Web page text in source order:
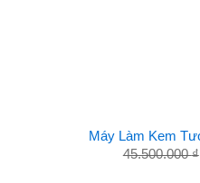
Máy Làm Kem
45.500.000₫